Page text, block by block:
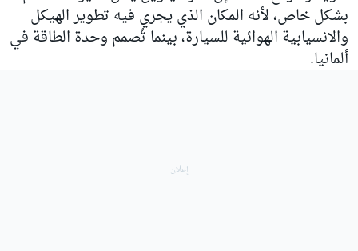
بشكل خاص، لأنه المكان الذي يجري فيه تطوير الهيكل
والانسيابية الهوائية للسيارة، بينما تُصمم وحدة الطاقة في
ألمانيا.